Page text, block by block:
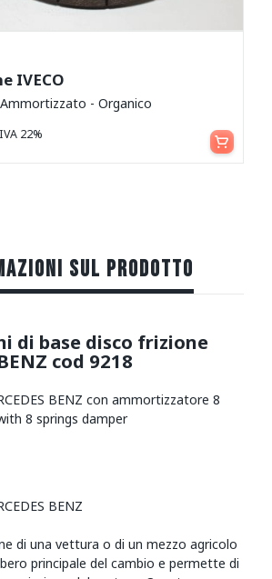
IVECO
- Organico
22% Aggiungi al carrello
SUL PRODOTTO
di base disco frizione
cod 9218
BENZ con ammortizzatore 8
8 springs damper
BENZ
di una vettura o di un mezzo agricolo
principale del cambio e permette di